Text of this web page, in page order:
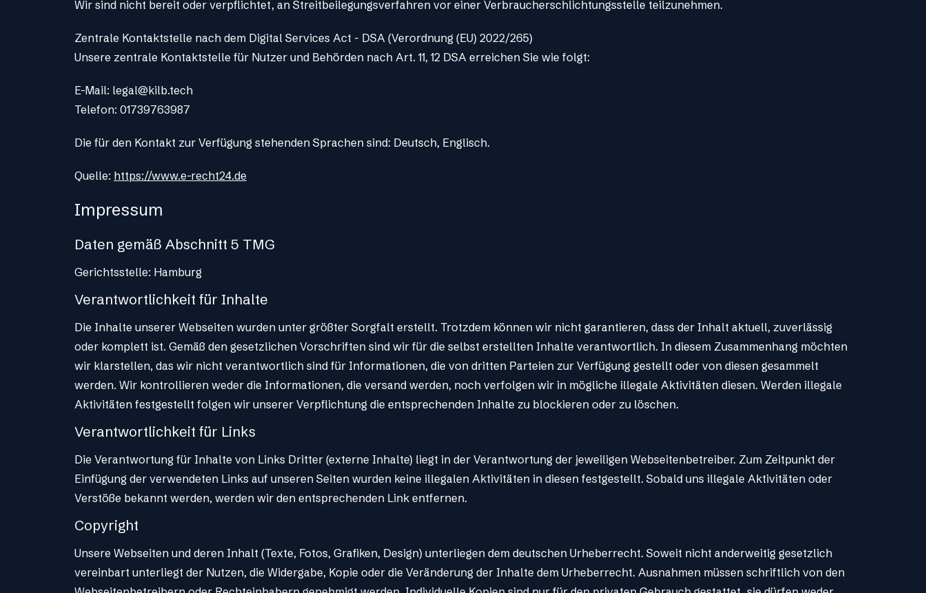
Wir sind nicht bereit oder verpflichtet, an Streitbeilegungsverfahren vor einer Verbraucherschlichtungsstelle teilzunehmen.
Zentrale Kontaktstelle nach dem Digital Services Act - DSA (Verordnung (EU) 2022/265)
Unsere zentrale Kontaktstelle für Nutzer und Behörden nach Art. 11, 12 DSA erreichen Sie wie folgt:
E-Mail: legal@kilb.tech
Telefon: 01739763987
Die für den Kontakt zur Verfügung stehenden Sprachen sind: Deutsch, Englisch.
Quelle: https://www.e-recht24.de
Impressum
Daten gemäß Abschnitt 5 TMG
Gerichtsstelle: Hamburg
Verantwortlichkeit für Inhalte
Die Inhalte unserer Webseiten wurden unter größter Sorgfalt erstellt. Trotzdem können wir nicht garantieren, dass der Inhalt aktuell, zuverlässig
oder komplett ist. Gemäß den gesetzlichen Vorschriften sind wir für die selbst erstellten Inhalte verantwortlich. In diesem Zusammenhang möchten
wir klarstellen, das wir nicht verantwortlich sind für Informationen, die von dritten Parteien zur Verfügung gestellt oder von diesen gesammelt
werden. Wir kontrollieren weder die Informationen, die versand werden, noch verfolgen wir in mögliche illegale Aktivitäten diesen. Werden illegale
Aktivitäten festgestellt folgen wir unserer Verpflichtung die entsprechenden Inhalte zu blockieren oder zu löschen.
Verantwortlichkeit für Links
Die Verantwortung für Inhalte von Links Dritter (externe Inhalte) liegt in der Verantwortung der jeweiligen Webseitenbetreiber. Zum Zeitpunkt der
Einfügung der verwendeten Links auf unseren Seiten wurden keine illegalen Aktivitäten in diesen festgestellt. Sobald uns illegale Aktivitäten oder
Verstöße bekannt werden, werden wir den entsprechenden Link entfernen.
Copyright
Unsere Webseiten und deren Inhalt (Texte, Fotos, Grafiken, Design) unterliegen dem deutschen Urheberrecht. Soweit nicht anderweitig gesetzlich
vereinbart unterliegt der Nutzen, die Widergabe, Kopie oder die Veränderung der Inhalte dem Urheberrecht. Ausnahmen müssen schriftlich von den